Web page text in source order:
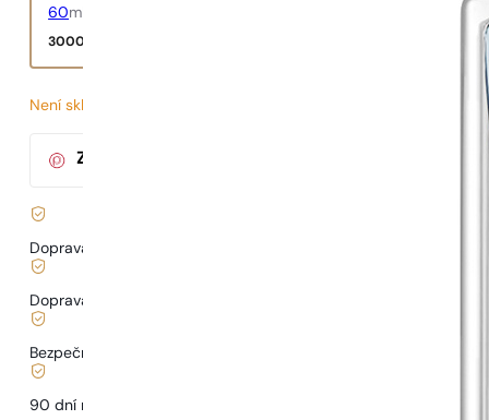
60ml
3000
Není skladem
Za nákup tohoto produktu
Doprava zdarma od
Doprava od
Bezpečné nakupování a platby
90 dní na